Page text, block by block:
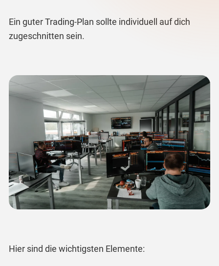
Ein guter Trading-Plan sollte individuell auf dich
zugeschnitten sein.
Hier sind die wichtigsten Elemente: